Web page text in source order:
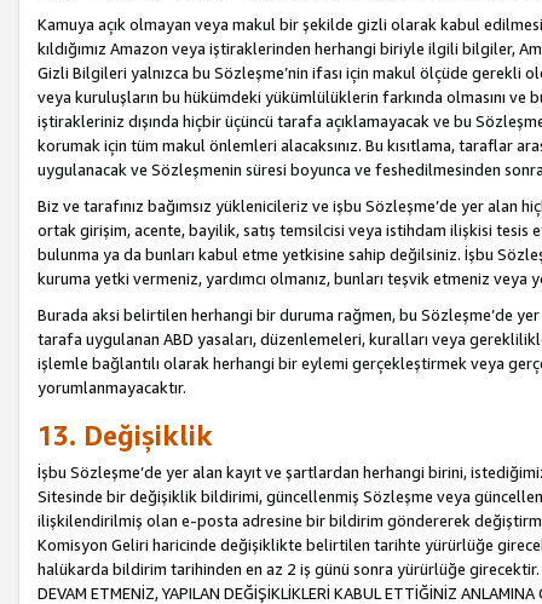
Kamuya açık olmayan veya makul bir şekilde gizli olarak kabul
kıldığımız Amazon veya iştiraklerinden herhangi biriyle ilgili bilgiler,
Gizli Bilgileri yalnızca bu Sözleşme’nin ifası için makul ölçüde gerekli
veya kuruluşların bu hükümdeki yükümlülüklerin farkında olmasını ve
iştirakleriniz dışında hiçbir üçüncü tarafa açıklamayacak ve bu
korumak için tüm makul önlemleri alacaksınız. Bu kısıtlama, taraflar
uygulanacak ve Sözleşmenin süresi boyunca ve feshedilmesinden
Biz ve tarafınız bağımsız yüklenicileriz ve işbu Sözleşme’de yer alan
ortak girişim, acente, bayilik, satış temsilcisi veya istihdam ilişkisi
bulunma ya da bunları kabul etme yetkisine sahip değilsiniz. İşbu
kuruma yetki vermeniz, yardımcı olmanız, bunları teşvik etmeniz
Burada aksi belirtilen herhangi bir duruma rağmen, bu Sözleşme’de
tarafa uygulanan ABD yasaları, düzenlemeleri, kuralları veya
işlemle bağlantılı olarak herhangi bir eylemi gerçekleştirmek veya
yorumlanmayacaktır.
13. Değişiklik
İşbu Sözleşme’de yer alan kayıt ve şartlardan herhangi birini,
Sitesinde bir değişiklik bildirimi, güncellenmiş Sözleşme veya
ilişkilendirilmiş olan e-posta adresine bir bildirim göndererek
Komisyon Geliri haricinde değişiklikte belirtilen tarihte yürürlüğe
halükarda bildirim tarihinden en az 2 iş günü sonra yürürlüğe girecektir.
DEVAM ETMENİZ, YAPILAN DEĞİŞİKLİKLERİ KABUL ETTİĞİNİZ